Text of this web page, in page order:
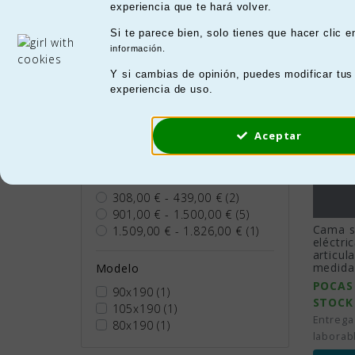
experiencia que te hará volver.
Si te parece bien, solo tienes que hacer clic
información.
Y si cambias de opinión, puedes modificar
experiencia de uso.
Aceptar
Peso
0kg - 20kg
20kg - 60kg (2)
60kg - 67kg(2)
70kg - 158kg(2)
158kg - 180kg
308,00 € - 439,00 €(2)
901,00 € - 1.500,00 € (5)
1.509,00 € - 1.826,00 € (1)
Modelo
90x190(1)
105x190(1)
80x190(1)
Cama
STOCK